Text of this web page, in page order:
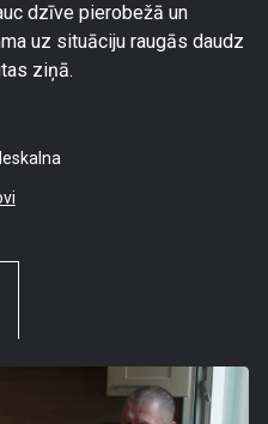
dzīve pierobežā un
uz situāciju raugās daudz
ziņā.